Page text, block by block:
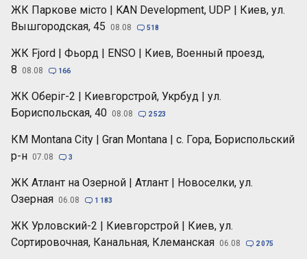
ЖК Паркове місто | KAN Development, UDP | Киев, ул.
Вышгородская, 45
08.08  518
ЖК Fjord | Фьорд | ENSO | Киев, Военный проезд,
8
08.08  166
ЖК Оберіг-2 | Киевгорстрой, Укрбуд | ул.
Бориспольская, 40 08.08  2 523
КМ Montana City | Gran Montana | с. Гора, Бориспольский
р-н 07.08  3
ЖК Атлант на Озерной | Атлант | Новоселки, ул.
Озерная 06.08  1 183
ЖК Урловский-2 | Киевгорстрой | Киев, ул.
Сортировочная, Канальная, Клеманская 06.08  2 075